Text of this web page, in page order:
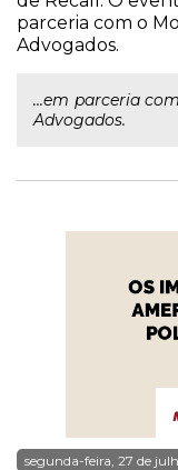
parceria com o
Advogados.
...em parceria
Advogados.
segunda-feira, 27 de